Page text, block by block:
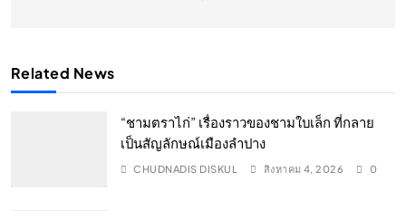
Related News
“ชามตราไก่” เรื่องราวของชามใบเล็ก ที่กลาย
เป็นสัญลักษณ์เมืองลำปาง
CHUDNADIS DISKUL สิงหาคม 4, 2026 0